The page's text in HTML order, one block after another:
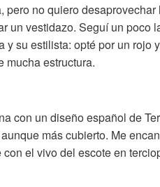
pero no quiero desaprovechar
un vestidazo. Seguí un poco
y su estilista: opté por un rojo
mucha estructura.
con un diseño español de
más cubierto. Me
el vivo del escote en